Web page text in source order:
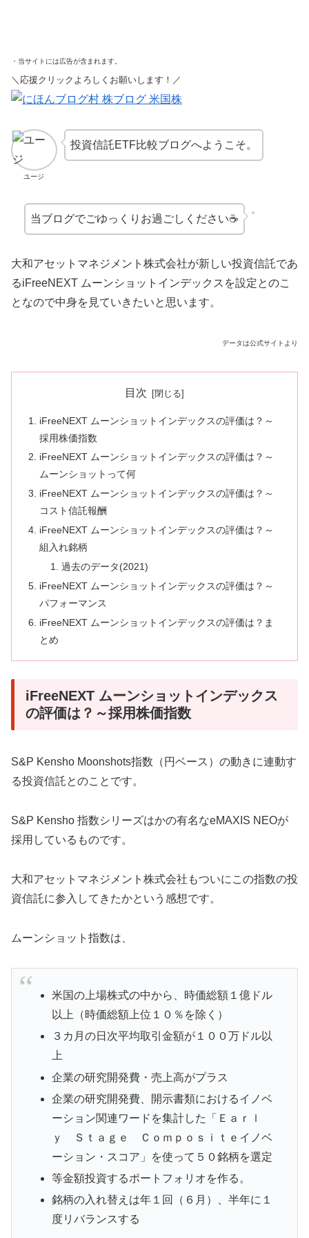
・当サイトには広告が含まれます。
＼応援クリックよろしくお願いします！／
ユージ
投資信託ETF比較ブログへようこそ。
当ブログでごゆっくりお過ごしください☕
大和アセットマネジメント株式会社が新しい投資信託であ
るiFreeNEXT ムーンショットインデックスを設定とのこ
となので中身を見ていきたいと思います。
データは公式サイトより
目次
iFreeNEXT ムーンショットインデックスの評価は？～
採用株価指数
iFreeNEXT ムーンショットインデックスの評価は？～
ムーンショットって何
iFreeNEXT ムーンショットインデックスの評価は？～
コスト信託報酬
iFreeNEXT ムーンショットインデックスの評価は？～
組入れ銘柄
過去のデータ(2021)
iFreeNEXT ムーンショットインデックスの評価は？～
パフォーマンス
iFreeNEXT ムーンショットインデックスの評価は？ま
とめ
iFreeNEXT ムーンショットインデックス
の評価は？～採用株価指数
S&P Kensho Moonshots指数（円ベース）の動きに連動す
る投資信託とのことです。
S&P Kensho 指数シリーズはかの有名なeMAXIS NEOが
採用しているものです。
大和アセットマネジメント株式会社もついにこの指数の投
資信託に参入してきたかという感想です。
ムーンショット指数は、
米国の上場株式の中から、時価総額１億ドル
以上（時価総額上位１０％を除く）
３カ月の日次平均取引金額が１００万ドル以
上
企業の研究開発費・売上高がプラス
企業の研究開発費、開示書類におけるイノベ
ーション関連ワードを集計した「Ｅａｒｌ
ｙ Ｓｔａｇｅ Ｃｏｍｐｏｓｉｔｅイノベ
ーション・スコア」を使って５０銘柄を選定
等金額投資するポートフォリオを作る。
銘柄の入れ替えは年１回（６月）、半年に１
度リバランスする